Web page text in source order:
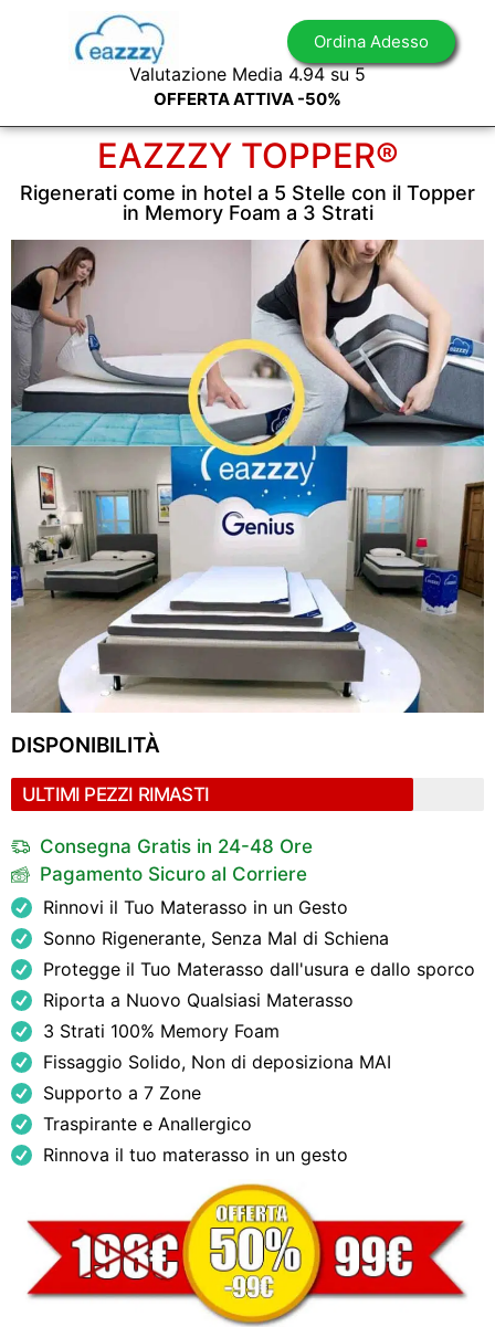
Ordina Adesso
Valutazione Media 4.94 su 5
OFFERTA ATTIVA -50%
EAZZZY TOPPER®
Rigenerati come in hotel a 5 Stelle con il Topper
in Memory Foam a 3 Strati
DISPONIBILITÀ
ULTIMI PEZZI RIMASTI
Consegna Gratis in 24-48 Ore
Pagamento Sicuro al Corriere
Rinnovi il Tuo Materasso in un Gesto
Sonno Rigenerante, Senza Mal di Schiena
Protegge il Tuo Materasso dall'usura e dallo sporco
Riporta a Nuovo Qualsiasi Materasso
3 Strati 100% Memory Foam
Fissaggio Solido, Non di deposiziona MAI
Supporto a 7 Zone
Traspirante e Anallergico
Rinnova il tuo materasso in un gesto